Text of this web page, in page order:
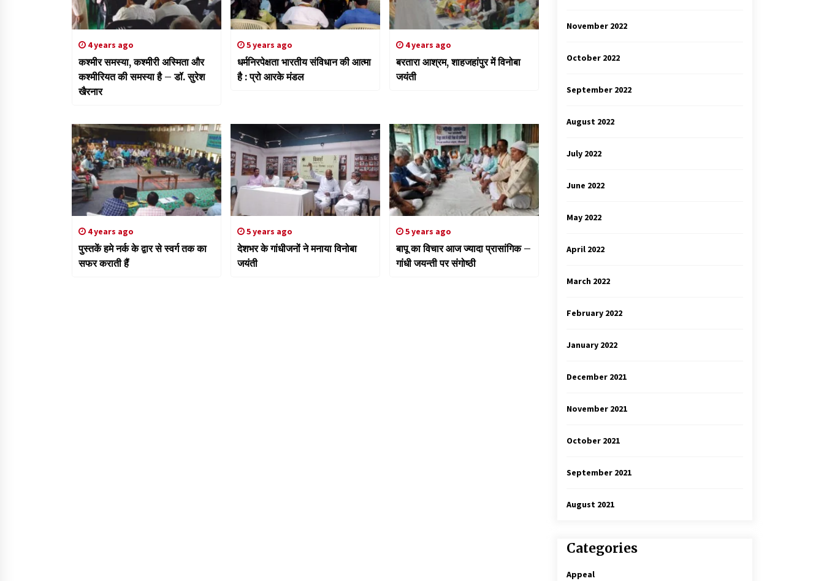
4 years ago
कश्मीर समस्या, कश्मीरी अस्मिता और
कश्मीरियत की समस्या है – डॉ. सुरेश
खैरनार
5 years ago
धर्मनिरपेक्षता भारतीय संविधान की आत्मा
है : प्रो आरके मंडल
4 years ago
बरतारा आश्रम, शाहजहांपुर में विनोबा
जयंती
4 years ago
पुस्तकें हमे नर्क के द्वार से स्वर्ग तक का
सफर कराती हैं
5 years ago
देशभर के गांधीजनों ने मनाया विनोबा
जयंती
5 years ago
बापू का विचार आज ज्यादा प्रासांगिक –
गांधी जयन्ती पर संगोष्ठी
November 2022
October 2022
September 2022
August 2022
July 2022
June 2022
May 2022
April 2022
March 2022
February 2022
January 2022
December 2021
November 2021
October 2021
September 2021
August 2021
Categories
Appeal